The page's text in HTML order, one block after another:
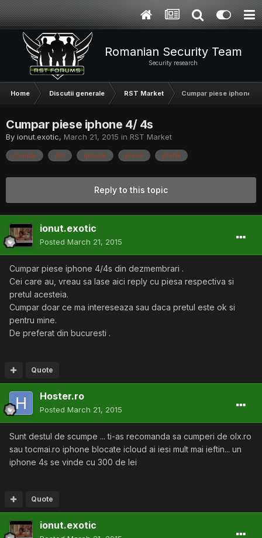
Romanian Security Team
Security research
Home Discutii generale RST Market Cumpar piese iphone
Cumpar piese iphone 4/ 4s
By ionut.exotic, March 21, 2015 in RST Market
cumpar din iphone piese pretul
Reply to this topic
ionut.exotic
Posted March 21, 2015
Cumpar piese iphone 4/4s din dezmembrari .
Cei care au, vreau sa lase aici reply cu piesa respectiva si
pretul acesteia.
Cumpar doar ce ma intereseaza sau daca pretul este ok si
pentru mine.
De preferat din bucuresti .
Quote
Hoster.ro
Posted March 21, 2015
Sunt destul de scumpe ... ti-as recomanda sa cumperi de olx.ro
sau tocmai.ro iphone blocate icloud ai iesi mult mai ieftin... un
iphone 4s se vinde cu 300 de lei
Quote
ionut.exotic